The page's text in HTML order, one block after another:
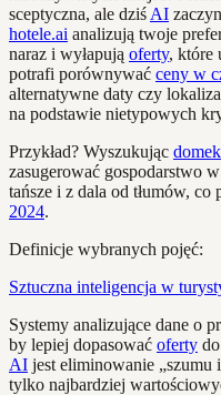
sceptyczna, ale dziś AI
hotele.ai analizują twoje
naraz i wyłapują oferty, które
potrafi porównywać ceny w
alternatywne daty czy
na podstawie nietypowych
Przykład? Wyszukując domek
zasugerować gospodarstwo
tańsze i z dala od tłumów, co
2024.
Definicje wybranych pojęć:
Sztuczna inteligencja w
Systemy analizujące dane o
by lepiej dopasować oferty
AI jest eliminowanie „szumu
tylko najbardziej